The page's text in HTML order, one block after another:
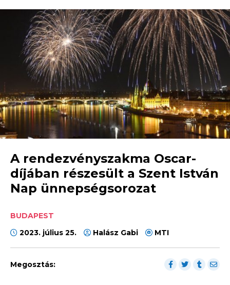
A rendezvényszakma Oscar-
díjában részesült a Szent István
Nap ünnepségsorozat
BUDAPEST
2023. július 25.
Halász Gabi MTI
Megosztás: